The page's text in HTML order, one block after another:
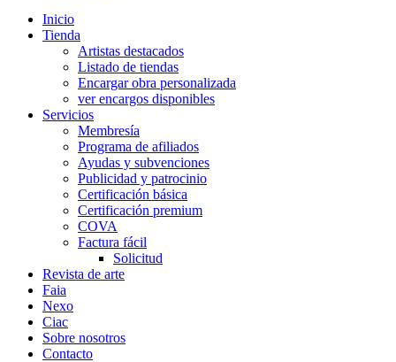
Inicio
Tienda
Artistas destacados
Listado de tiendas
Encargar obra personalizada
ver encargos disponibles
Servicios
Membresía
Programa de afiliados
Ayudas y subvenciones
Publicidad y patrocinio
Certificación básica
Certificación premium
COVA
Factura fácil
Solicitud
Revista de arte
Faia
Nexo
Ciac
Sobre nosotros
Contacto